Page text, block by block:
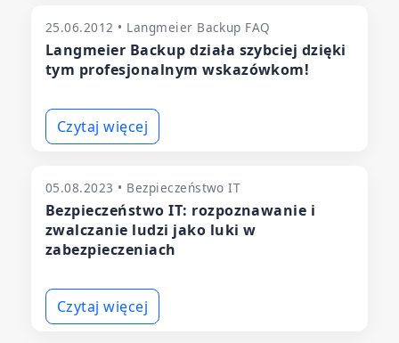
25.06.2012 • Langmeier Backup FAQ
Langmeier Backup działa szybciej dzięki
tym profesjonalnym wskazówkom!
Czytaj więcej
05.08.2023 • Bezpieczeństwo IT
Bezpieczeństwo IT: rozpoznawanie i
zwalczanie ludzi jako luki w
zabezpieczeniach
Czytaj więcej